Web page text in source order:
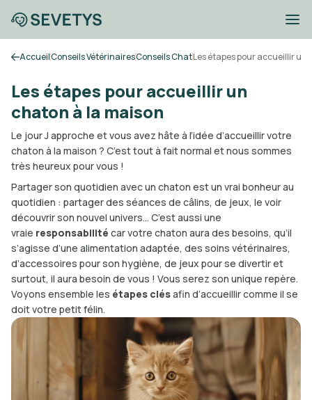
AccueilConseils VétérinairesConseils ChatLes étapes pour accueillir un
Les étapes pour accueillir un
chaton à la maison
Le jour J approche et vous avez hâte à l’idée d’accueillir votre
chaton à la maison ? C’est tout à fait normal et nous sommes
très heureux pour vous !
Partager son quotidien avec un chaton est un vrai bonheur au
quotidien : partager des séances de câlins, de jeux, le voir
découvrir son nouvel univers… C’est aussi une
vraie responsabilité car votre chaton aura des besoins, qu’il
s’agisse d’une alimentation adaptée, des soins vétérinaires,
d’accessoires pour son hygiène, de jeux pour se divertir et
surtout, il aura besoin de vous ! Vous serez son unique repère.
Voyons ensemble les étapes clésafin d’accueillir comme il se
doit votre petit félin.